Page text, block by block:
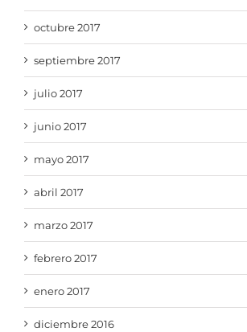
octubre 2017
septiembre 2017
julio 2017
junio 2017
mayo 2017
abril 2017
marzo 2017
febrero 2017
enero 2017
diciembre 2016